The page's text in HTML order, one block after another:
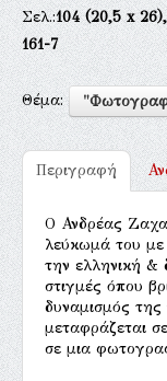
Σελ.:104(20,5 x 26),
161-7
Θέμα:
Περιγραφή
O Ανδρέας
λεύκωμά του με
την ελληνική &
στιγμές όπου
δυναμισμός
μεταφράζεται
σε μια